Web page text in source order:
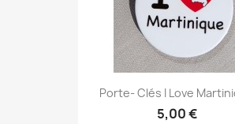
Porte- Clés I Love
5,00 €